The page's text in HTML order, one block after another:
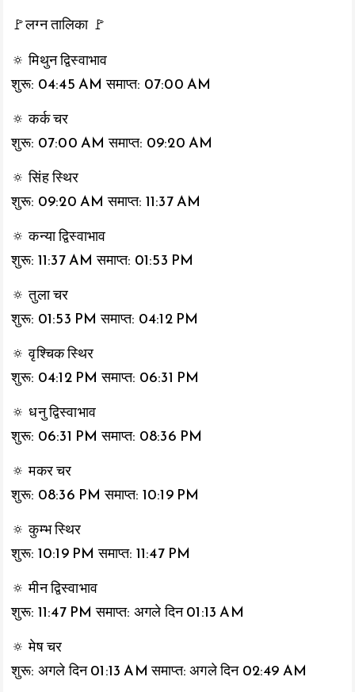
🚩लग्न तालिका 🚩
🔅 मिथुन द्विस्वाभाव
शुरू: 04:45 AM समाप्त: 07:00 AM
🔅 कर्क चर
शुरू: 07:00 AM समाप्त: 09:20 AM
🔅 सिंह स्थिर
शुरू: 09:20 AM समाप्त: 11:37 AM
🔅 कन्या द्विस्वाभाव
शुरू: 11:37 AM समाप्त: 01:53 PM
🔅 तुला चर
शुरू: 01:53 PM समाप्त: 04:12 PM
🔅 वृश्चिक स्थिर
शुरू: 04:12 PM समाप्त: 06:31 PM
🔅 धनु द्विस्वाभाव
शुरू: 06:31 PM समाप्त: 08:36 PM
🔅 मकर चर
शुरू: 08:36 PM समाप्त: 10:19 PM
🔅 कुम्भ स्थिर
शुरू: 10:19 PM समाप्त: 11:47 PM
🔅 मीन द्विस्वाभाव
शुरू: 11:47 PM समाप्त: अगले दिन 01:13 AM
🔅 मेष चर
शुरू: अगले दिन 01:13 AM समाप्त: अगले दिन 02:49 AM